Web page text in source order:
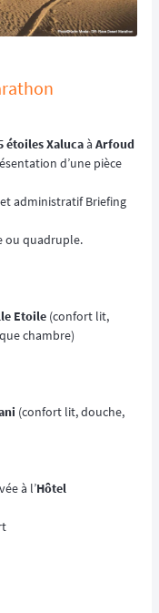
étoiles Xalucaà Arfoud
d’une pièce
administratif Briefing
ou quadruple.
Etoile (confort lit,
chambre)
(confort lit, douche,
à l’Hôtel